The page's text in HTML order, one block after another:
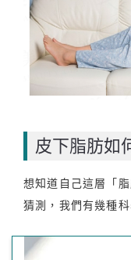
皮下脂肪如
想知道自己這層「
猜測，我們有幾種